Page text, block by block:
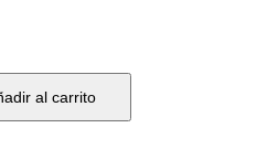
al carrito